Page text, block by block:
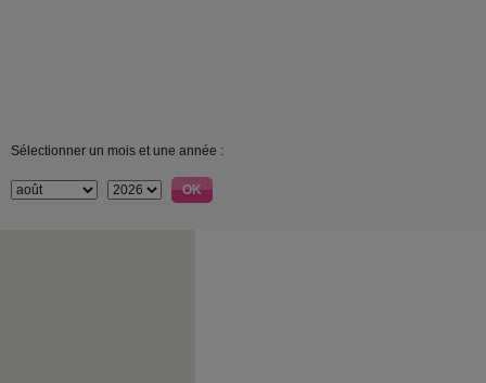
Sélectionner un mois et une année :